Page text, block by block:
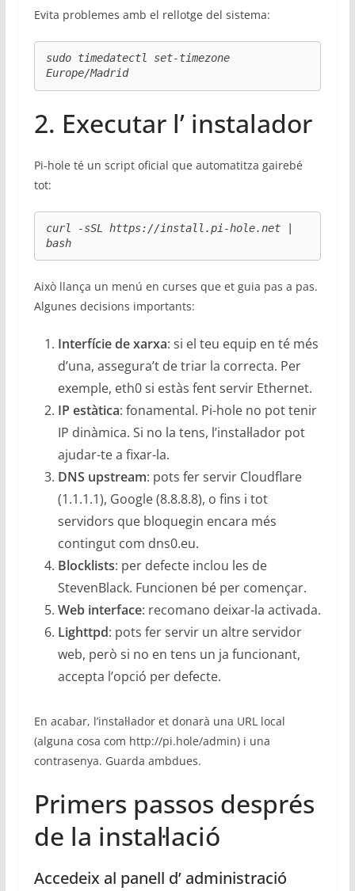
Evita problemes amb el rellotge del sistema:
sudo timedatectl set-timezone
Europe/Madrid
2. Executar l’ instalador
Pi-hole té un script oficial que automatitza gairebé
tot:
curl -sSL https://install.pi-hole.net |
bash
Això llança un menú en curses que et guia pas a pas.
Algunes decisions importants:
Interfície de xarxa: si el teu equip en té més
d’una, assegura’t de triar la correcta. Per
exemple, eth0 si estàs fent servir Ethernet.
IP estàtica: fonamental. Pi-hole no pot tenir
IP dinàmica. Si no la tens, l’instal·lador pot
ajudar-te a fixar-la.
DNS upstream: pots fer servir Cloudflare
(1.1.1.1), Google (8.8.8.8), o fins i tot
servidors que bloquegin encara més
contingut com dns0.eu.
Blocklists: per defecte inclou les de
StevenBlack. Funcionen bé per començar.
Web interface: recomano deixar-la activada.
Lighttpd: pots fer servir un altre servidor
web, però si no en tens un ja funcionant,
accepta l’opció per defecte.
En acabar, l’instal·lador et donarà una URL local
(alguna cosa com http://pi.hole/admin) i una
contrasenya. Guarda ambdues.
Primers passos després
de la instal·lació
Accedeix al panell d’ administració